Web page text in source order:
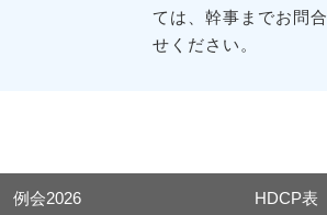
ては、幹事までお問合
せください。
例会2026 HDCP表